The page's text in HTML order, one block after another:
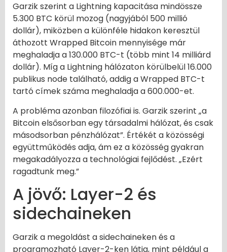
Garzik szerint a Lightning kapacitása mindössze
5.300 BTC körül mozog (nagyjából 500 millió
dollár), miközben a különféle hidakon keresztül
áthozott Wrapped Bitcoin mennyisége már
meghaladja a 130.000 BTC-t (több mint 14 milliárd
dollár). Míg a Lightning hálózaton körülbelül 16.000
publikus node található, addig a Wrapped BTC-t
tartó címek száma meghaladja a 600.000-et.
A probléma azonban filozófiai is. Garzik szerint „a
Bitcoin elsősorban egy társadalmi hálózat, és csak
másodsorban pénzhálózat”. Értékét a közösségi
együttműködés adja, ám ez a közösség gyakran
megakadályozza a technológiai fejlődést. „Ezért
ragadtunk meg.”
A jövő: Layer-2 és
sidechaineken
Garzik a megoldást a sidechaineken és a
programozható Layer-2-ken látja, mint például a